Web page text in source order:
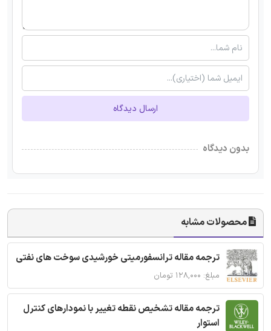
ارسال دیدگاه
بدون دیدگاه
محصولات مشابه
ترجمه مقاله ترانسفورمیتی خورشیدی سوخت های نفتی
مبلغ: ۱۲۸,۰۰۰ تومان
ترجمه مقاله تشخیص نقطه تغییر با نمودارهای کنترل
استوار